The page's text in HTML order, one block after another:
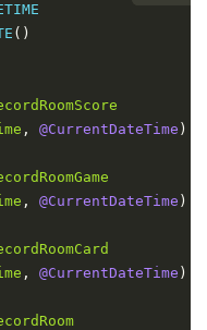
()
, @CurrentDateTime )
, @CurrentDateTime )
, @CurrentDateTime )